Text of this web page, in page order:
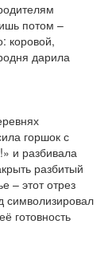
потом –
коровой,
дарила
горшок с
и разбивала
разбитый
– этот отрез
символизировал
готовность